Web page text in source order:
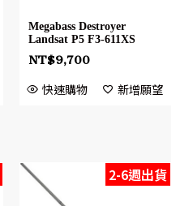
Megabass Destroyer
Landsat P5 F3-611XS
NT$9,700
快速購物 新增願望
2-6週出貨